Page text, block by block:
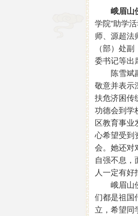
峨眉山
学院”助学
师、源超法
（部）处
委书记等出
陈雪斌副
敬意并表示
扶危济困传
功德会到学
区教育事业
心希望受到
会。她还
自强不息
人一定有好
峨眉山佛
们都是祖国
立，希望同